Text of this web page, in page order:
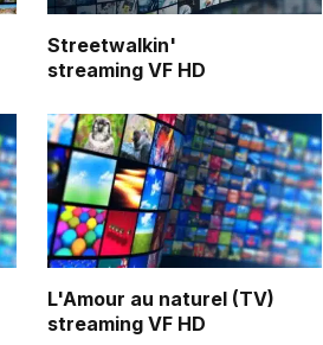
Streetwalkin'
streaming VF HD
L'Amour au naturel (TV)
streaming VF HD